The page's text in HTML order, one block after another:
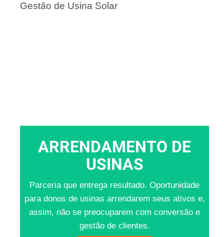
Gestão de Usina Solar
ARRENDAMENTO DE
USINAS
Parceria que entrega resultado. Oportunidade
para donos de usinas arrendarem seus ativos e,
assim, não se preocuparem com conversão e
gestão de clientes.